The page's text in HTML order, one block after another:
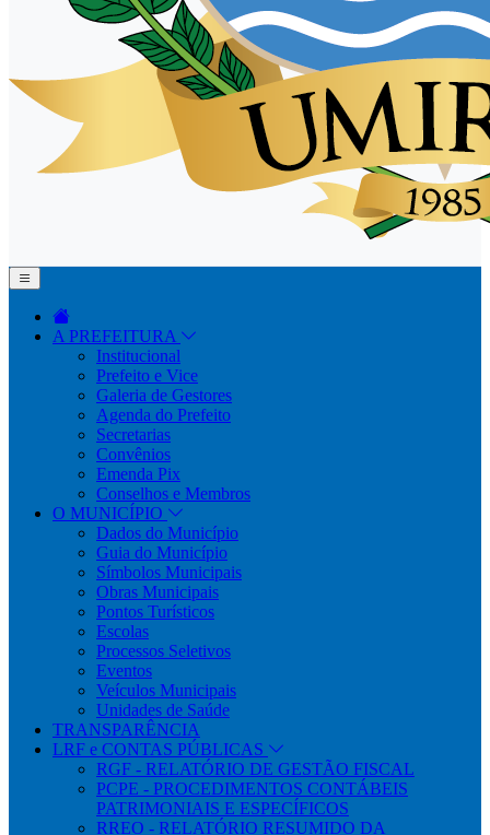
A PREFEITURA
Institucional
Prefeito e Vice
Galeria de Gestores
Agenda do Prefeito
Secretarias
Convênios
Emenda Pix
Conselhos e Membros
O MUNICÍPIO
Dados do Município
Guia do Município
Símbolos Municipais
Obras Municipais
Pontos Turísticos
Escolas
Processos Seletivos
Eventos
Veículos Municipais
Unidades de Saúde
TRANSPARÊNCIA
LRF e CONTAS PÚBLICAS
RGF - RELATÓRIO DE GESTÃO FISCAL
PCPE - PROCEDIMENTOS CONTÁBEIS
PATRIMONIAIS E ESPECÍFICOS
RREO - RELATÓRIO RESUMIDO DA